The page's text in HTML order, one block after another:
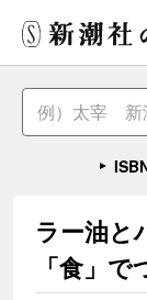
ラー油と
「食」